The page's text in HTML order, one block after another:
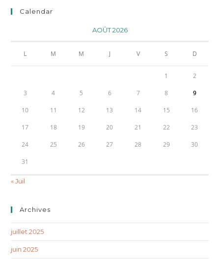
Calendar
AOÛT 2026
L M M J V S D
1 2
3 4 5 6 7 8 9
10 11 12 13 14 15 16
17 18 19 20 21 22 23
24 25 26 27 28 29 30
31
« Juil
Archives
juillet 2025
juin 2025